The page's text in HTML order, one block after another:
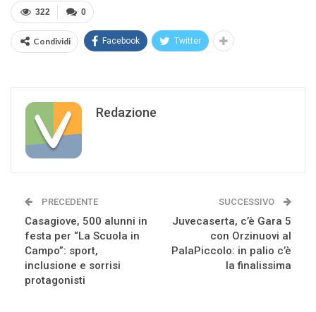
0
322
Condividi Facebook Twitter
Redazione
PRECEDENTE
Casagiove, 500 alunni in
festa per “La Scuola in
Campo”: sport,
inclusione e sorrisi
protagonisti
SUCCESSIVO
Juvecaserta, c’è Gara 5
con Orzinuovi al
PalaPiccolo: in palio c’è
la finalissima